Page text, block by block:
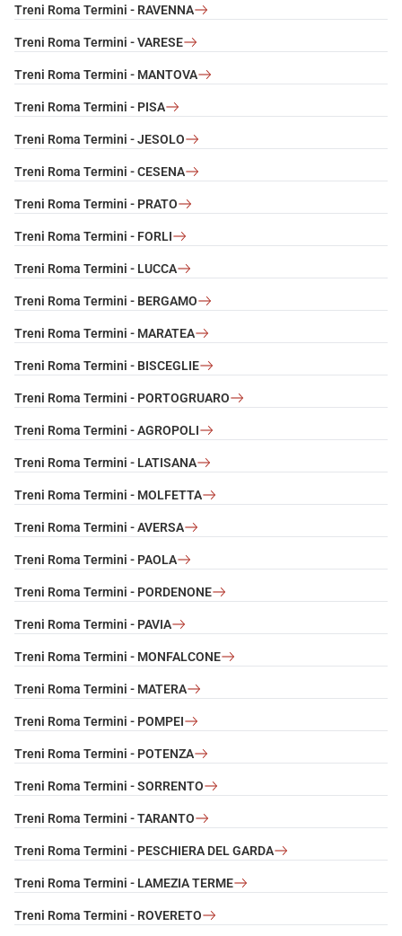
Treni Roma Termini - RAVENNA
Treni Roma Termini - VARESE
Treni Roma Termini - MANTOVA
Treni Roma Termini - PISA
Treni Roma Termini - JESOLO
Treni Roma Termini - CESENA
Treni Roma Termini - PRATO
Treni Roma Termini - FORLI
Treni Roma Termini - LUCCA
Treni Roma Termini - BERGAMO
Treni Roma Termini - MARATEA
Treni Roma Termini - BISCEGLIE
Treni Roma Termini - PORTOGRUARO
Treni Roma Termini - AGROPOLI
Treni Roma Termini - LATISANA
Treni Roma Termini - MOLFETTA
Treni Roma Termini - AVERSA
Treni Roma Termini - PAOLA
Treni Roma Termini - PORDENONE
Treni Roma Termini - PAVIA
Treni Roma Termini - MONFALCONE
Treni Roma Termini - MATERA
Treni Roma Termini - POMPEI
Treni Roma Termini - POTENZA
Treni Roma Termini - SORRENTO
Treni Roma Termini - TARANTO
Treni Roma Termini - PESCHIERA DEL GARDA
Treni Roma Termini - LAMEZIA TERME
Treni Roma Termini - ROVERETO